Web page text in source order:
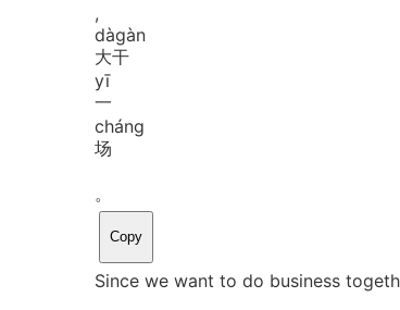
,
dàgàn
大干
yī
一
cháng
场
。
Copy
Since we want to do business